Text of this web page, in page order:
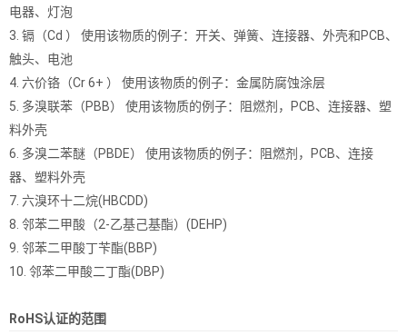
电器、灯泡
3. 镉（Cd ） 使用该物质的例子：开关、弹簧、连接器、外壳和PCB、
触头、电池
4. 六价铬（Cr 6+ ） 使用该物质的例子：金属防腐蚀涂层
5. 多溴联苯（PBB） 使用该物质的例子：阻燃剂，PCB、连接器、塑
料外壳
6. 多溴二苯醚（PBDE） 使用该物质的例子：阻燃剂，PCB、连接
器、塑料外壳
7. 六溴环十二烷(HBCDD)
8. 邻苯二甲酸（2-乙基己基酯）(DEHP)
9. 邻苯二甲酸丁苄酯(BBP)
10. 邻苯二甲酸二丁酯(DBP)
RoHS认证的范围